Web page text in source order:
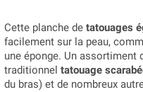
Cette planche de tatouages
facilement sur la peau,
une éponge. Un assortiment
traditionnel tatouage
du bras) et de nombreux